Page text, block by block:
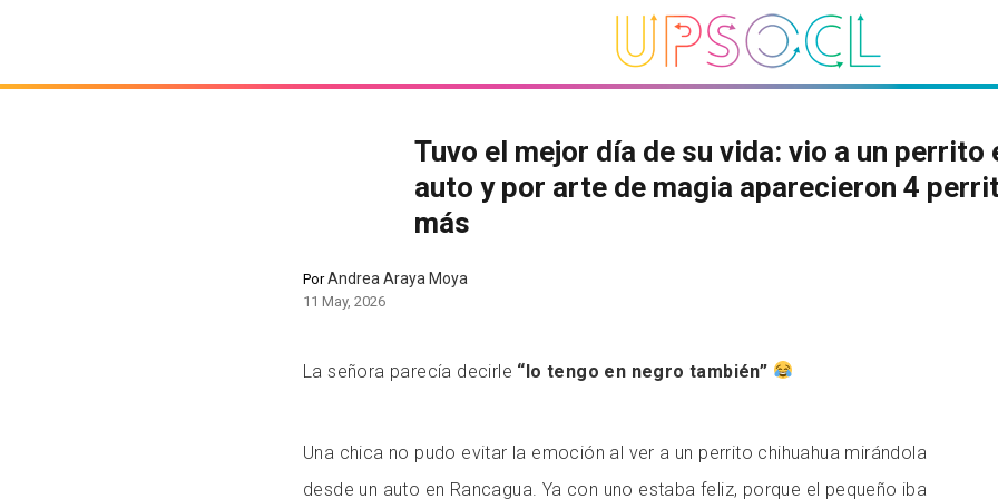
Tuvo el mejor día de su vida: vio a un perrito
auto y por arte de magia aparecieron 4
más
PorAndrea Araya Moya
11 May, 2026
La señora parecía decirle “lo tengo en negro también”
Una chica no pudo evitar la emoción al ver a un perrito chihuahua mirándola
desde un auto en Rancagua. Ya con uno estaba feliz, porque el pequeño iba